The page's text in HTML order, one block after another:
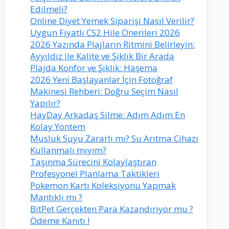
Edilmeli?
Online Diyet Yemek Siparişi Nasıl Verilir?
Uygun Fiyatlı CS2 Hile Önerileri 2026
2026 Yazında Plajların Ritmini Belirleyin:
Ayyıldız ile Kalite ve Şıklık Bir Arada
Plajda Konfor ve Şıklık: Haşema
2026 Yeni Başlayanlar İçin Fotoğraf
Makinesi Rehberi: Doğru Seçim Nasıl
Yapılır?
HayDay Arkadaş Silme: Adım Adım En
Kolay Yöntem
Musluk Suyu Zararlı mı? Su Arıtma Cihazı
Kullanmalı mıyım?
Taşınma Sürecini Kolaylaştıran
Profesyonel Planlama Taktikleri
Pokemon Kartı Koleksiyonu Yapmak
Mantıklı mı ?
BitPet Gerçekten Para Kazandırıyor mu ?
Ödeme Kanıtı !